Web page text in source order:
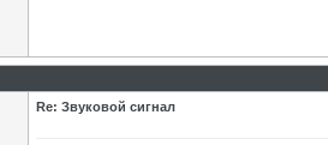
Re: Звуковой сигнал